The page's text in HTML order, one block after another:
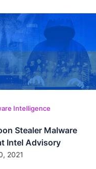
Intelligence
Stealer Malware
Intel Advisory
2021